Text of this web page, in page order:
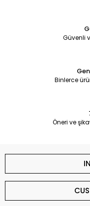
Güvenli
Binlerce
Öneri ve